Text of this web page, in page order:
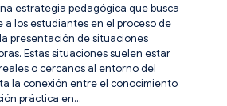
estrategia pedagógica que busca
los estudiantes en el proceso de
presentación de situaciones
Estas situaciones suelen estar
o cercanos al entorno del
la conexión entre el conocimiento
práctica en…